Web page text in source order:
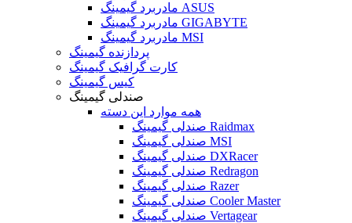
مادربرد گیمینگ ASUS
مادربرد گیمینگ GIGABYTE
مادربرد گیمینگ MSI
پردازنده گیمینگ
کارت گرافیک گیمینگ
کیس گیمینگ
صندلی گیمینگ
همه موارد این دسته
صندلی گیمینگ Raidmax
صندلی گیمینگ MSI
صندلی گیمینگ DXRacer
صندلی گیمینگ Redragon
صندلی گیمینگ Razer
صندلی گیمینگ Cooler Master
صندلی گیمینگ Vertagear